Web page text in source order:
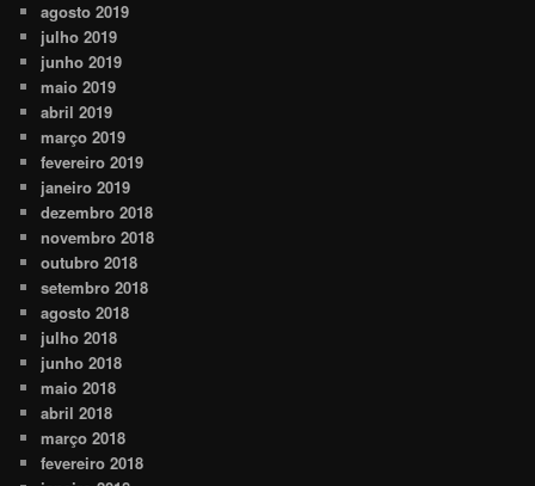
agosto 2019
julho 2019
junho 2019
maio 2019
abril 2019
março 2019
fevereiro 2019
janeiro 2019
dezembro 2018
novembro 2018
outubro 2018
setembro 2018
agosto 2018
julho 2018
junho 2018
maio 2018
abril 2018
março 2018
fevereiro 2018